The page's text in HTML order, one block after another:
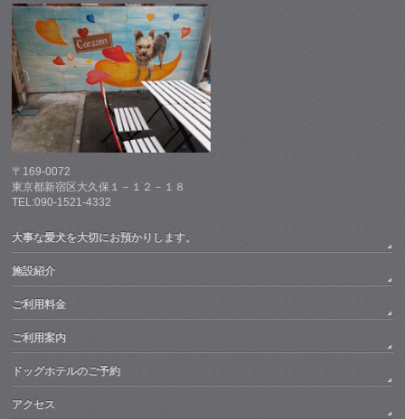
〒169-0072
東京都新宿区大久保１－１２－１８
TEL:090-1521-4332
大事な愛犬を大切にお預かりします。
施設紹介
ご利用料金
ご利用案内
ドッグホテルのご予約
アクセス